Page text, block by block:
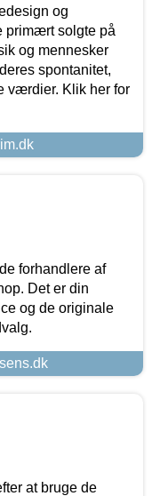
og
primært solgte på
og mennesker
spontanitet,
værdier. Klik her for
forhandlere af
Det er din
og de originale
at bruge de